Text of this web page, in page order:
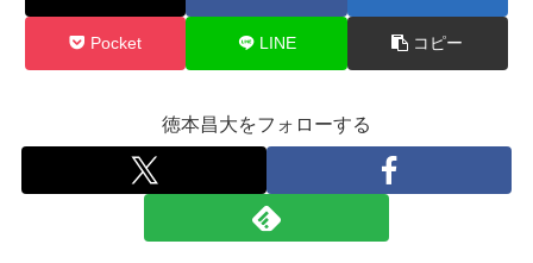
Pocket LINE コピー
徳本昌大をフォローする